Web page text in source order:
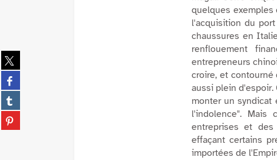
Partager
sur
twitter
(Nouvelle
fenêtre)
Partager
sur
facebook
(Nouvelle
fenêtre)
Partager
sur
tumblr
Partager
sur
quelques exemples
l'acquisition du
chaussures en
renflouement
entrepreneurs
croire, et contourné
aussi plein
monter un syndicat
l'indolence". Mais
entreprises et
effaçant certains
importées de